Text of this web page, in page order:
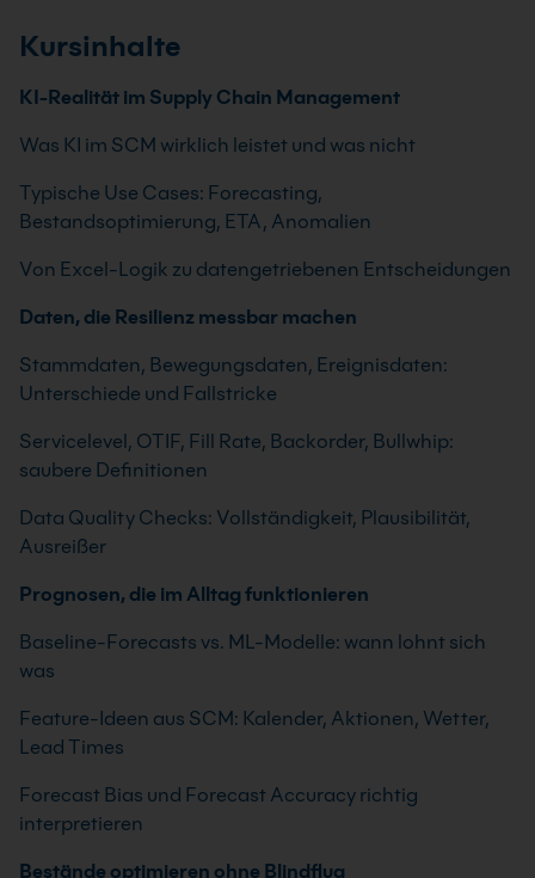
Kursinhalte
KI-Realität im Supply Chain Management
Was KI im SCM wirklich leistet und was nicht
Typische Use Cases: Forecasting,
Bestandsoptimierung, ETA, Anomalien
Von Excel-Logik zu datengetriebenen Entscheidungen
Daten, die Resilienz messbar machen
Stammdaten, Bewegungsdaten, Ereignisdaten:
Unterschiede und Fallstricke
Servicelevel, OTIF, Fill Rate, Backorder, Bullwhip:
saubere Definitionen
Data Quality Checks: Vollständigkeit, Plausibilität,
Ausreißer
Prognosen, die im Alltag funktionieren
Baseline-Forecasts vs. ML-Modelle: wann lohnt sich
was
Feature-Ideen aus SCM: Kalender, Aktionen, Wetter,
Lead Times
Forecast Bias und Forecast Accuracy richtig
interpretieren
Bestände optimieren ohne Blindflug